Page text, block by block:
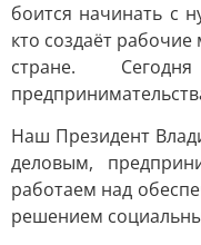
боится начинать с
кто создаёт
стране.
Наш Президент
деловым,
работаем над
решением